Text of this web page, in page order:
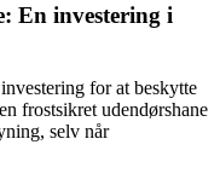
En investering i
for at beskytte
frostsikret udendørshane
selv når